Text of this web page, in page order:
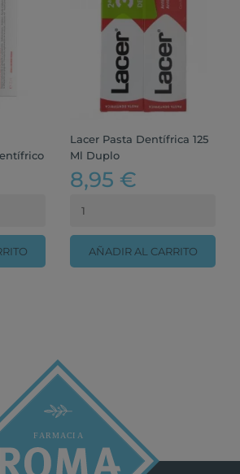
Lacer Pasta Dentífrica 125
Ml Duplo
8,95 €
AÑADIR AL CARRITO